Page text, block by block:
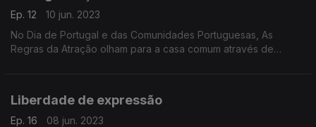
Ep. 12
10 jun. 2023
No Dia de Portugal e das Comunidades Portuguesas, As
Regras da Atração olham para a casa comum através de
Liberdade de expressão
Ep. 16
08 jun. 2023